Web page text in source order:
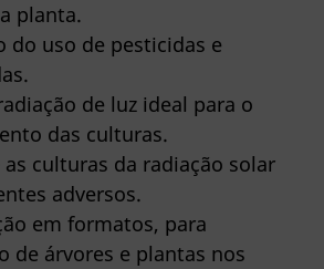
planta.
do uso de pesticidas e
de luz ideal para o
das culturas.
as culturas da radiação solar
adversos.
em formatos, para
de árvores e plantas nos